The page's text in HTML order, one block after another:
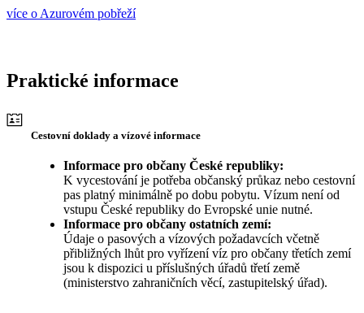
více o Azurovém pobřeží
Praktické informace
Cestovní doklady a vízové informace
Informace pro občany České republiky:
K vycestování je potřeba občanský průkaz nebo cestovní
pas platný minimálně po dobu pobytu. Vízum není od
vstupu České republiky do Evropské unie nutné.
Informace pro občany ostatních zemí:
Údaje o pasových a vízových požadavcích včetně
přibližných lhůt pro vyřízení víz pro občany třetích zemí
jsou k dispozici u příslušných úřadů třetí země
(ministerstvo zahraničních věcí, zastupitelský úřad).